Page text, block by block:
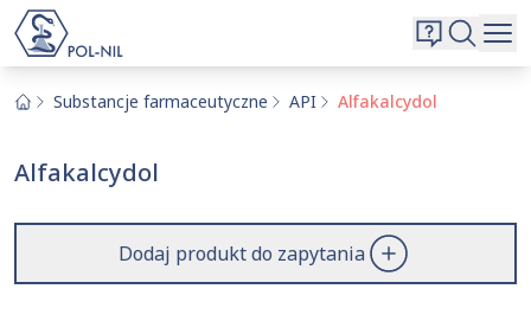
Kontakt
Substancje farmaceutyczne API Alfakalcydol
Alfakalcydol
Dodaj produkt do zapytania
Wybrane surowce i substancje
Aktualnie niczego nie dodałeś do zapytania.
Przejdź doofertyi dodaj surowce, o których chcesz
dowiedzieć się więcej.
Wyszukiwarka
Szukaj